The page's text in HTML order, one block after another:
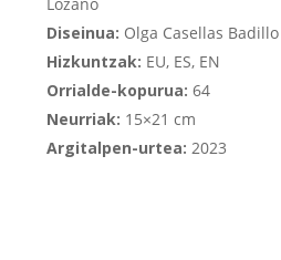
Diseinua: Olga Casellas Badillo
Hizkuntzak: EU, ES, EN
Orrialde-kopurua: 64
Neurriak: 15×21 cm
Argitalpen-urtea: 2023